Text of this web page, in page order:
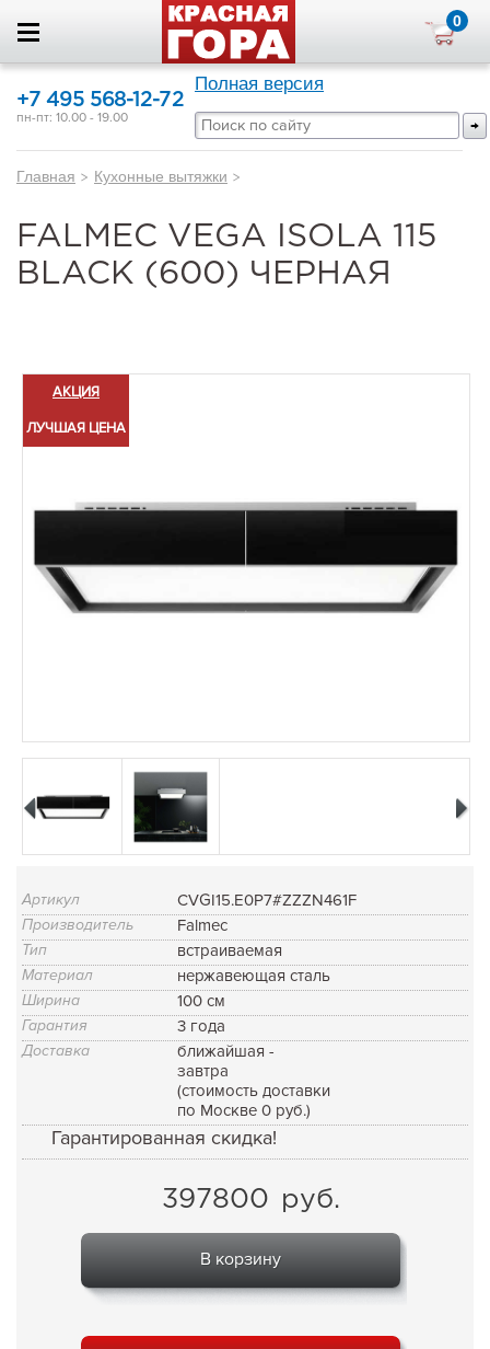
0
+7 495 568-12-72
пн-пт: 10.00 - 19.00
Полная версия
Главная > Кухонные вытяжки >
FALMEC VEGA ISOLA 115
BLACK (600) ЧЕРНАЯ
АКЦИЯ
ЛУЧШАЯ ЦЕНА
Артикул CVGI15.E0P7#ZZZN461F
Производитель Falmec
Тип встраиваемая
Материал нержавеющая сталь
Ширина 100 см
Гарантия 3 года
Доставка
ближайшая -
завтра
(стоимость доставки
по Москве 0 руб.)
Гарантированная скидка!
397800 руб.
В корзину